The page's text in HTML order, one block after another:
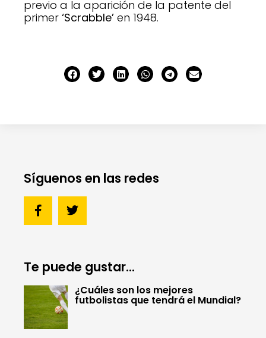
previo a la aparición de la patente del
primer ‘Scrabble’ en 1948.
Síguenos en las redes
Te puede gustar...
¿Cuáles son los mejores
futbolistas que tendrá el Mundial?